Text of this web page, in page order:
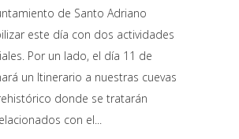
de Santo Adriano
este día con dos actividades
Por un lado, el día 11 de
un Itinerario a nuestras cuevas
donde se tratarán
con el